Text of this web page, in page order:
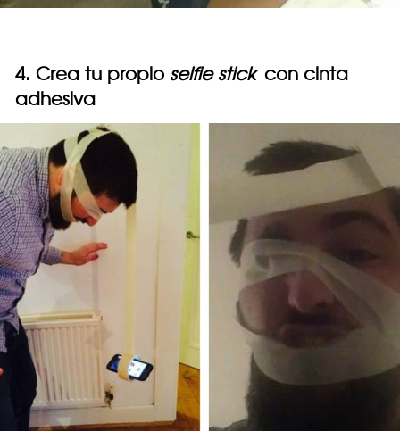
4. Crea tu propio selfie stickcon cinta
adhesiva